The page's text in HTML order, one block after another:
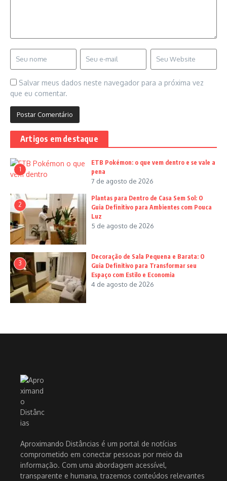
Salvar meus dados neste navegador para a próxima vez
que eu comentar.
Artigos em destaque
1
ETB Pokémon: o que vem dentro e se vale a
pena
7 de agosto de 2026
2
Plantas para Dentro de Casa Sem Sol: O
Guia Definitivo para Ambientes com Pouca
Luz
5 de agosto de 2026
3
Decoração de Sala Pequena e Barata: O
Guia Definitivo para Transformar seu
Espaço com Estilo e Economia
4 de agosto de 2026
Aproximando Distâncias é um portal de notícias
comprometido em conectar pessoas por meio da
informação. Com uma abordagem acessível,
transparente e humana, trazemos conteúdos relevantes